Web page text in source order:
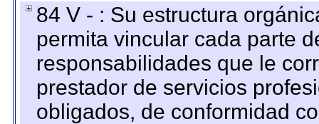
84 V - : Su estructura
permita vincular cada parte
responsabilidades que le
prestador de servicios
obligados, de conformidad